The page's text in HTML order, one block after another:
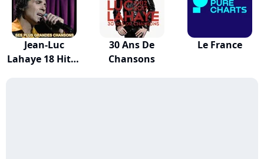
Jean-Luc
Lahaye 18 Hits -
30 Ans De
Chansons
Le France